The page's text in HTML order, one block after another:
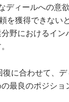
ディールへの意
を獲得できない
野におけるイン
に合わせて、
最良のポジショ